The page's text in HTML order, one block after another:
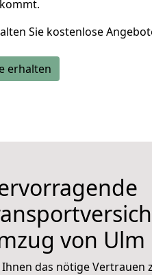
Sie kostenlose
erhalten
von Ulm
Ihnen das nötige Vertrauen